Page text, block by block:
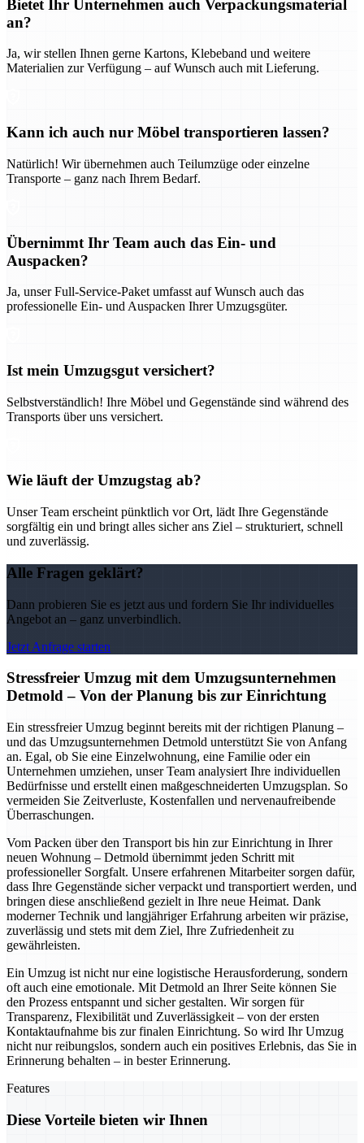
Bietet Ihr Unternehmen auch Verpackungsmaterial
an?
Ja, wir stellen Ihnen gerne Kartons, Klebeband und weitere
Materialien zur Verfügung – auf Wunsch auch mit Lieferung.
Kann ich auch nur Möbel transportieren lassen?
Natürlich! Wir übernehmen auch Teilumzüge oder einzelne
Transporte – ganz nach Ihrem Bedarf.
Übernimmt Ihr Team auch das Ein- und
Auspacken?
Ja, unser Full-Service-Paket umfasst auf Wunsch auch das
professionelle Ein- und Auspacken Ihrer Umzugsgüter.
Ist mein Umzugsgut versichert?
Selbstverständlich! Ihre Möbel und Gegenstände sind während des
Transports über uns versichert.
Wie läuft der Umzugstag ab?
Unser Team erscheint pünktlich vor Ort, lädt Ihre Gegenstände
sorgfältig ein und bringt alles sicher ans Ziel – strukturiert, schnell
und zuverlässig.
Alle Fragen geklärt?
Dann probieren Sie es jetzt aus und fordern Sie Ihr individuelles
Angebot an – ganz unverbindlich.
Jetzt Anfrage starten
Stressfreier Umzug mit dem Umzugsunternehmen
Detmold – Von der Planung bis zur Einrichtung
Ein stressfreier Umzug beginnt bereits mit der richtigen Planung –
und das Umzugsunternehmen Detmold unterstützt Sie von Anfang
an. Egal, ob Sie eine Einzelwohnung, eine Familie oder ein
Unternehmen umziehen, unser Team analysiert Ihre individuellen
Bedürfnisse und erstellt einen maßgeschneiderten Umzugsplan. So
vermeiden Sie Zeitverluste, Kostenfallen und nervenaufreibende
Überraschungen.
Vom Packen über den Transport bis hin zur Einrichtung in Ihrer
neuen Wohnung – Detmold übernimmt jeden Schritt mit
professioneller Sorgfalt. Unsere erfahrenen Mitarbeiter sorgen dafür,
dass Ihre Gegenstände sicher verpackt und transportiert werden, und
bringen diese anschließend gezielt in Ihre neue Heimat. Dank
moderner Technik und langjähriger Erfahrung arbeiten wir präzise,
zuverlässig und stets mit dem Ziel, Ihre Zufriedenheit zu
gewährleisten.
Ein Umzug ist nicht nur eine logistische Herausforderung, sondern
oft auch eine emotionale. Mit Detmold an Ihrer Seite können Sie
den Prozess entspannt und sicher gestalten. Wir sorgen für
Transparenz, Flexibilität und Zuverlässigkeit – von der ersten
Kontaktaufnahme bis zur finalen Einrichtung. So wird Ihr Umzug
nicht nur reibungslos, sondern auch ein positives Erlebnis, das Sie in
Erinnerung behalten – in bester Erinnerung.
Features
Diese Vorteile bieten wir Ihnen